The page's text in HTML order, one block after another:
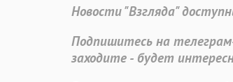
Новости "Взгляда"
Подпишитесь на
заходите - будет